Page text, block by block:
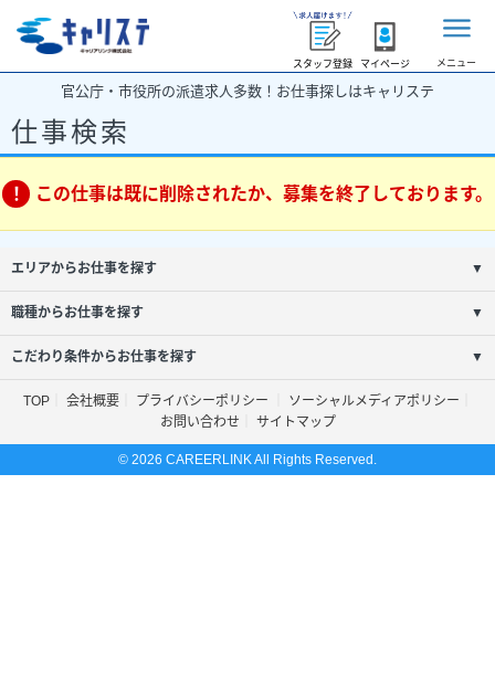
スタッフ登録 マイページ メニュー
官公庁・市役所の派遣求人多数！お仕事探しはキャリステ
仕事検索
この仕事は既に削除されたか、募集を終了しております。
エリアからお仕事を探す ▼
職種からお仕事を探す ▼
こだわり条件からお仕事を探す ▼
TOP 会社概要 プライバシーポリシー
ソーシャルメディアポリシー
お問い合わせ
サイトマップ
© 2026 CAREERLINK All Rights Reserved.